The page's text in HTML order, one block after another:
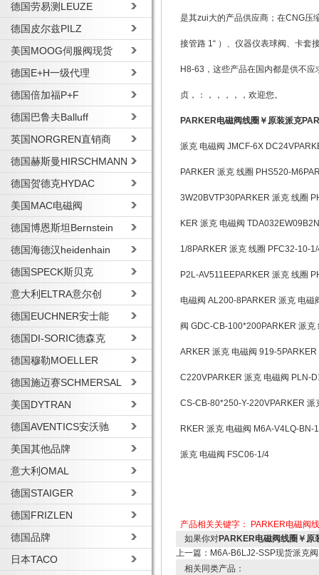
德国劳易测LEUZE
德国皮尔兹PILZ
美国MOOG伺服阀现货
德国E+H一级代理
德国倍加福P+F
德国巴鲁夫Balluff
英国NORGREN直销商
德国赫斯曼HIRSCHMANN
德国贺德克HYDAC
美国MAC电磁阀
德国博恩斯坦Bernstein
德国海德汉heidenhain
德国SPECK斯贝克
意大利ELTRA意尔创
德国EUCHNER安士能
德国DI-SORIC德森克
德国穆勒MOELLER
德国施迈赛SCHMERSAL
美国DYTRAN
德国AVENTICS安沃驰
美国其他品牌
意大利OMAL
德国STAIGER
德国FRIZLEN
德国品牌
日本TACO
是其zui大的产品供应商；在CNG压
接管路 1“ ）、仪器仪表球阀、卡套
H8-63，这些产品在国内都是供不
贞，：，，，，，欢迎您。
PARKER电磁阀线圈￥原装派克
派克 电磁阀 JMCF-6X
PARKER 派克 线圈 PHS520-
3W20BVTP30PARKER 派克 线圈
KER 派克 电磁阀
1/8PARKER 派克 线圈 PFC32-10-
P2L-AV511EEPARKER 派克 线圈
电磁阀 AL200-8PARKER 派克 电
阀 GDC-CB-100*200PARKER 派
ARKER 派克 电磁阀 919-
C220VPARKER 派克 电磁阀 PLN-
CS-CB-80*250-Y-220VPARKER
RKER 派克 电磁阀 M6A-V4LQ-
派克 电磁阀 FSC06-1/4
产品相关关键字：
PARKER电磁阀
如果你对PARKER电磁阀线圈￥原
上一篇： M6A-B6LJ2-SSP现货派克
相关同类产品：